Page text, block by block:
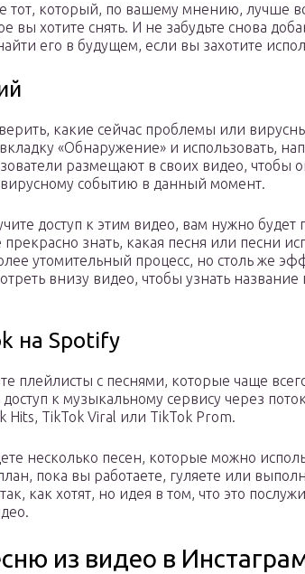
тот, который, по вашему мнению, лучше
вы хотите снять. И не забудьте снова
его в будущем, если вы захотите
какие сейчас проблемы или
«Обнаружение» и использовать,
размещают в своих видео, чтобы
событию в данный момент.
доступ к этим видео, вам нужно будет
знать, какая песня или песни
утомительный процесс, но столь же
внизу видео, чтобы узнать название
на Spotify
плейлисты с песнями, которые чаще
к музыкальному сервису через
Hits, TikTok Viral или TikTok Prom.
несколько песен, которые можно
пока вы работаете, гуляете или
как хотят, но идея в том, что это
из видео в